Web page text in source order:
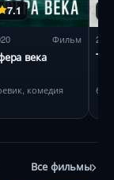
7.1
Фильм
века
комедия
2019
Все фильмы